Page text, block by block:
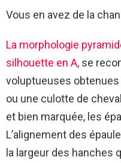
Vous en avez de la
La morphologie
silhouette en A, se
voluptueuses
ou une culotte de
et bien marquée, les
L’alignement des
la largeur des hanches